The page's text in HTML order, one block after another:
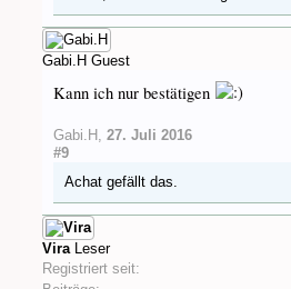
Gabi.H Guest
Kann ich nur bestätigen
Gabi.H , 27. Juli 2016
#9
Achat gefällt das.
Vira Leser
Registriert seit: